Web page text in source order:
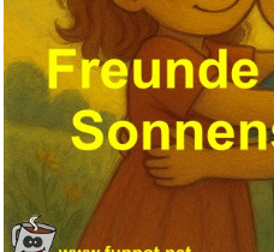
254 cm